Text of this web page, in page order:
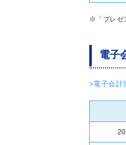
※「プレゼ
電子
>電子会計